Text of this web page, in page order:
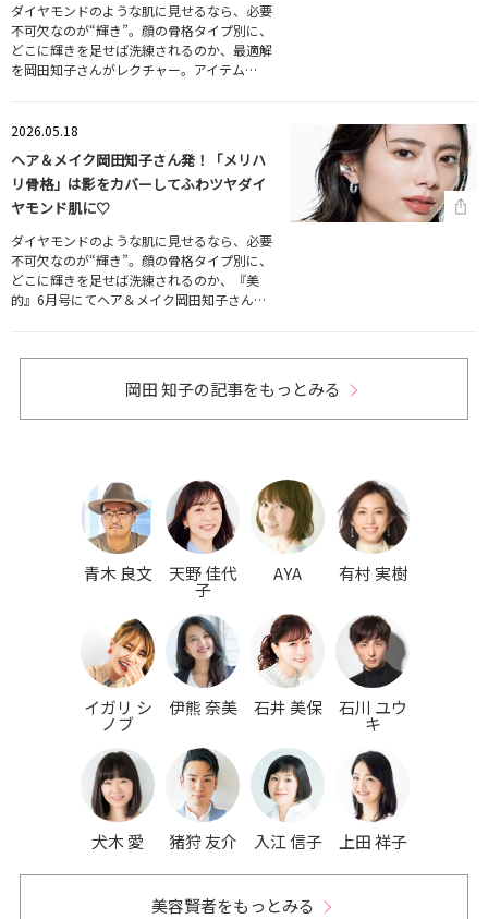
ダイヤモンドのような肌に見せるなら、必要
不可欠なのが“輝き”。顔の骨格タイプ別に、
どこに輝きを足せば洗練されるのか、最適解
を岡田知子さんがレクチャー。アイテム…
2026.05.18
ヘア＆メイク岡田知子さん発！「メリハ
リ骨格」は影をカバーしてふわツヤダイ
ヤモンド肌に♡
ダイヤモンドのような肌に見せるなら、必要
不可欠なのが“輝き”。顔の骨格タイプ別に、
どこに輝きを足せば洗練されるのか、『美
的』6月号にてヘア＆メイク岡田知子さん…
岡田 知子の記事をもっとみる
青木 良文 天野 佳代
子
AYA 有村 実樹
イガリ シ
ノブ
伊熊 奈美 石井 美保 石川 ユウ
キ
犬木 愛 猪狩 友介 入江 信子 上田 祥子
美容賢者をもっとみる